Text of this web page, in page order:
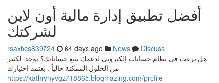
أفضل تطبيق إدارة مالية أون لاين
لشركتك
rsaxbcs839724 64 days ago News
Discuss
هل ترغب في نظام حسابات إلكتروني لدعمك تتبع حساباتك؟ يوجد الكثير
من الحلول الممكنة حالياً . يعتمد اختيارك
https://kathrynyvgz718865.blogmazing.com/profile